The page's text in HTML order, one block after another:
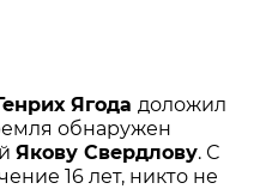
Ягода доложил
обнаружен
Якову Свердлову. С
16 лет, никто не